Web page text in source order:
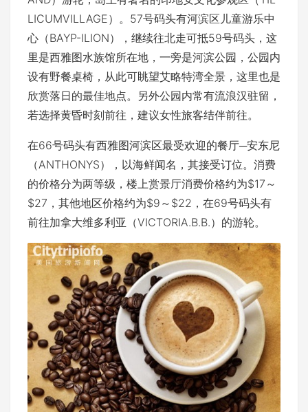
LICUMVILLAGE）。57号码头有河滨区儿童游乐中
心（BAYP-ILION），继续往北走可抵59号码头，这
里是西雅图水族馆所在地，一旁是河滨公园，公园内
设有野餐桌椅，从此可眺望艾略特湾全景，这里也是
欣赏落日的最佳地点。另外公园内常有流浪汉驻留，
若选择黄昏时刻前往，建议女性旅客结伴前往。
在66号码头有西雅图河滨区最受欢迎的餐厅─安东尼
（ANTHONYS），以海鲜闻名，其接受订位。消费
的价格分为两等级，楼上赏景厅消费价格约为$17～
$27，其他地区价格约为$9～$22，在69号码头有
前往加拿大维多利亚（VICTORIA.B.B.）的游轮。